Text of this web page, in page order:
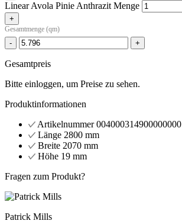
Linear Avola Pinie Anthrazit Menge
+
Gesamtmenge (qm)
- +
Gesamtpreis
Bitte einloggen, um Preise zu sehen.
Produktinformationen
Artikelnummer 004000314900000000
Länge 2800 mm
Breite 2070 mm
Höhe 19 mm
Fragen zum Produkt?
Patrick Mills